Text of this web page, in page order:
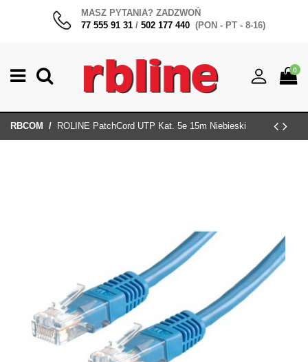
MASZ PYTANIA? ZADZWOŃ
77 555 91 31 / 502 177 440 (PON - PT - 8-16)
0
RBCOM ROLINE PatchCord UTP Kat. 5e 15m Niebieski